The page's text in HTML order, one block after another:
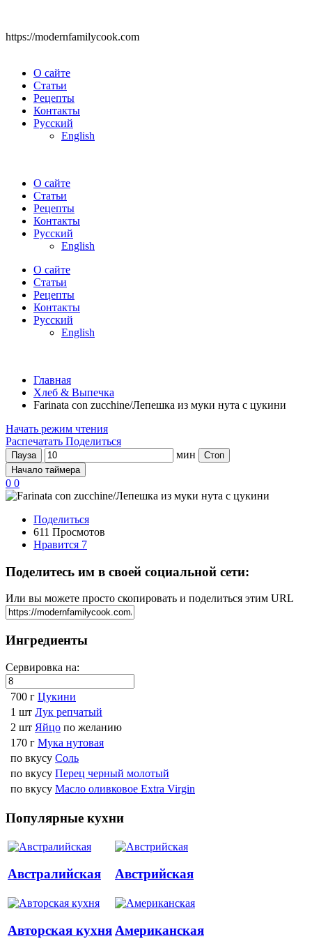
https://modernfamilycook.com
О сайте
Статьи
Рецепты
Контакты
Русский
English
О сайте
Статьи
Рецепты
Контакты
Русский
English
О сайте
Статьи
Рецепты
Контакты
Русский
English
Главная
Хлеб & Выпечка
Farinata con zucchine/Лепешка из муки нута с цукини
Начать режим чтения
Распечатать Поделиться
Пауза мин
Стоп
Начало таймера
0 0
Поделиться
611 Просмотов
Нравится 7
Поделитесь им в своей социальной сети:
Или вы можете просто скопировать и поделиться этим URL
Ингредиенты
Сервировка на:
700 г Цукини
1 шт Лук репчатый
2 шт Яйцо по желанию
170 г Мука нутовая
по вкусу Соль
по вкусу Перец черный молотый
по вкусу Масло оливковое Extra Virgin
Популярные кухни
Австралийская Австрийская
Авторская кухня Американская